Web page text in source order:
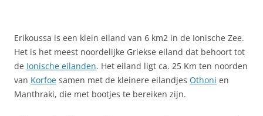
Erikoussa is een klein eiland van 6 km2 in de Ionische Zee.
Het is het meest noordelijke Griekse eiland dat behoort tot
de Ionische eilanden. Het eiland ligt ca. 25 Km ten noorden
van Korfoe samen met de kleinere eilandjes Othoni en
Manthraki, die met bootjes te bereiken zijn.